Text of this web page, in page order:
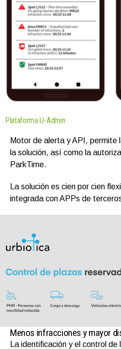
Plataforma U-Admin
Motor de alerta y API, permite
la solución, así como la
ParkTime.
La solución es cien por cien
integrada con APPs de
Menos infracciones y mayor
La identificación y el control